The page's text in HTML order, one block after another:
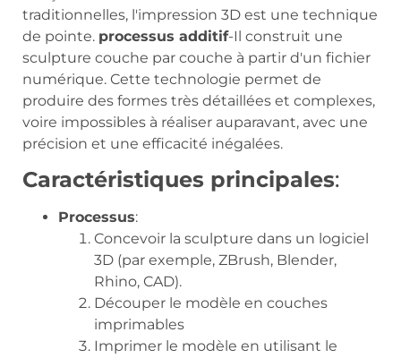
traditionnelles, l'impression 3D est une technique
de pointe. processus additif-Il construit une
sculpture couche par couche à partir d'un fichier
numérique. Cette technologie permet de
produire des formes très détaillées et complexes,
voire impossibles à réaliser auparavant, avec une
précision et une efficacité inégalées.
Caractéristiques principales:
Processus:
Concevoir la sculpture dans un logiciel
3D (par exemple, ZBrush, Blender,
Rhino, CAD).
Découper le modèle en couches
imprimables
Imprimer le modèle en utilisant le